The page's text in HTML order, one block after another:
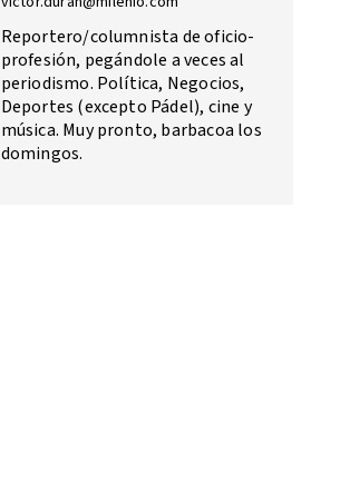
Reportero/columnista de oficio-
profesión, pegándole a veces al
periodismo. Política, Negocios,
Deportes (excepto Pádel), cine y
música. Muy pronto, barbacoa los
domingos.